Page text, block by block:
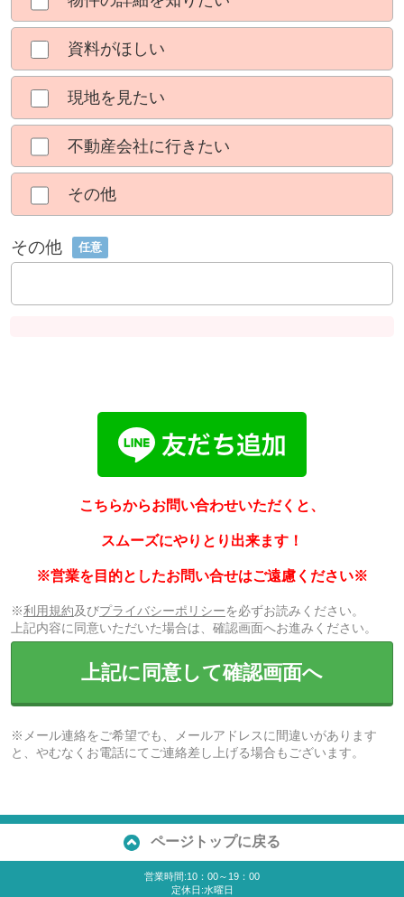
資料がほしい
現地を見たい
不動産会社に行きたい
その他
その他 任意
こちらからお問い合わせいただくと、
スムーズにやりとり出来ます！
※営業を目的としたお問い合せはご遠慮ください※
※利用規約及びプライバシーポリシーを必ずお読みください。
上記内容に同意いただいた場合は、確認画面へお進みください。
上記に同意して確認画面へ
※メール連絡をご希望でも、メールアドレスに間違いがあります
と、やむなくお電話にてご連絡差し上げる場合もございます。
ページトップに戻る
営業時間:10：00～19：00
定休日:水曜日